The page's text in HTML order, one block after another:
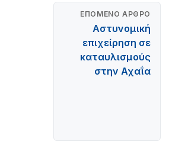
ΕΠΌΜΕΝΟ ΆΡΘΡΟ
Aστυνομική
επιχείρηση σε
καταυλισμούς
στην Αχαΐα